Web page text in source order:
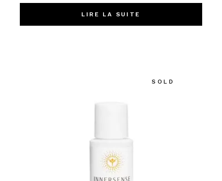
LIRE LA SUITE
SOLD